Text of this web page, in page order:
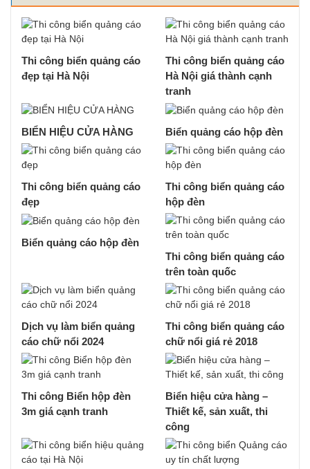
Thi công biển quảng cáo
đẹp tại Hà Nội
Thi công biển quảng cáo
Hà Nội giá thành cạnh
tranh
BIỂN HIỆU CỬA HÀNG Biển quảng cáo hộp đèn
Thi công biển quảng cáo
đẹp
Thi công biển quảng cáo
hộp đèn
Biển quảng cáo hộp đèn
Thi công biển quảng cáo
trên toàn quốc
Dịch vụ làm biển quảng
cáo chữ nổi 2024
Thi công biển quảng cáo
chữ nổi giá rẻ 2018
Thi công Biển hộp đèn
3m giá cạnh tranh
Biển hiệu cửa hàng –
Thiết kế, sản xuất, thi
công